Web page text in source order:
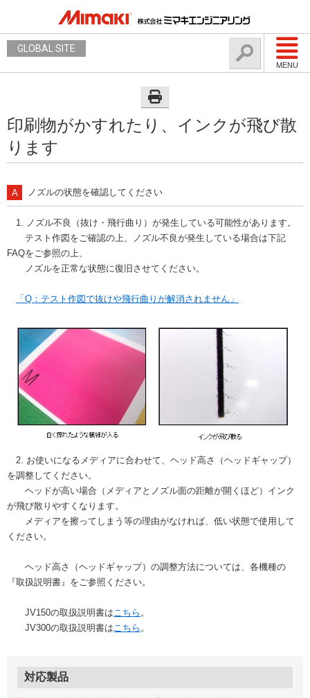
MENU
GLOBAL SITE
印刷物がかすれたり、インクが飛び散
ります
ノズルの状態を確認してください
1. ノズル不良（抜け・飛行曲り）が発生している可能性があります。
テスト作図をご確認の上、ノズル不良が発生している場合は下記
FAQをご参照の上、
ノズルを正常な状態に復旧させてください。
「Q：テスト作図で抜けや飛行曲りが解消されません」
2. お使いになるメディアに合わせて、ヘッド高さ（ヘッドギャップ）
を調整してください。
ヘッドが高い場合（メディアとノズル面の距離が開くほど）インク
が飛び散りやすくなります。
メディアを擦ってしまう等の理由がなければ、低い状態で使用して
ください。
ヘッド高さ（ヘッドギャップ）の調整方法については、各機種の
『取扱説明書』をご参照ください。
JV150の取扱説明書はこちら 。
JV300の取扱説明書はこちら 。
対応製品